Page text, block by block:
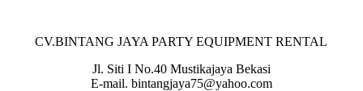
CV.BINTANG JAYA PARTY EQUIPMENT RENTAL
Jl. Siti I No.40 Mustikajaya Bekasi
E-mail. bintangjaya75@yahoo.com